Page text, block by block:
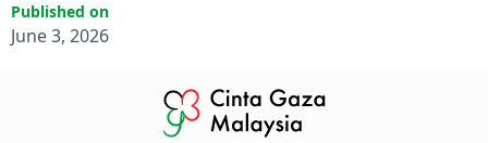
Published on
June 3, 2026